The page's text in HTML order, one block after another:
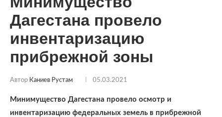
Дагестана провело
инвентаризацию
прибрежной зоны
Автор Каниев Рустам 05.03.2021
Минимущество Дагестана провело осмотр и
инвентаризацию федеральных земель в прибрежной